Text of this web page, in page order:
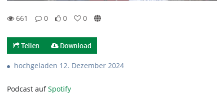
661
0
0
0
Teilen
Download
hochgeladen 12. Dezember 2024
Podcast aufSpotify